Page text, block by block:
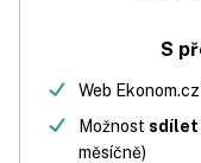
S
Web Ekonom.cz
Možnost sdílet
měsíčně)